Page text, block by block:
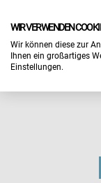
WIR VERWENDEN
Wir können diese zur
Ihnen ein großartiges
Einstellungen.